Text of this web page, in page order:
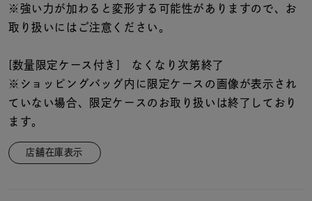
在庫 在庫ありのみ
※強い力が加わると変形する可能性がありますので、お
取り扱いにはご注意ください。
[数量限定ケース付き] なくなり次第終了
※ショッピングバッグ内に限定ケースの画像が表示され
ていない場合、限定ケースのお取り扱いは終了しており
ます。
店舗在庫表示